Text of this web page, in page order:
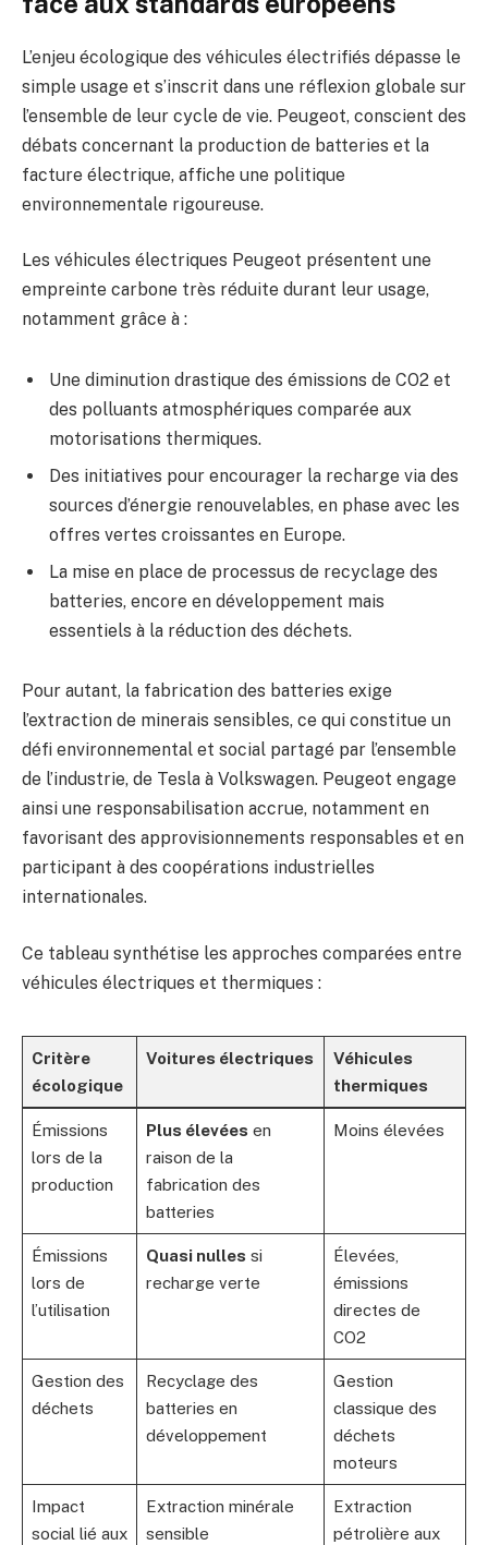
L’enjeu écologique des véhicules électrifiés dépasse le
simple usage et s’inscrit dans une réflexion globale sur
l’ensemble de leur cycle de vie. Peugeot, conscient des
débats concernant la production de batteries et la
facture électrique, affiche une politique
environnementale rigoureuse.
Les véhicules électriques Peugeot présentent une
empreinte carbone très réduite durant leur usage,
notamment grâce à :
Une diminution drastique des émissions de CO2 et
des polluants atmosphériques comparée aux
motorisations thermiques.
Des initiatives pour encourager la recharge via des
sources d’énergie renouvelables, en phase avec les
offres vertes croissantes en Europe.
La mise en place de processus de recyclage des
batteries, encore en développement mais
essentiels à la réduction des déchets.
Pour autant, la fabrication des batteries exige
l’extraction de minerais sensibles, ce qui constitue un
défi environnemental et social partagé par l’ensemble
de l’industrie, de Tesla à Volkswagen. Peugeot engage
ainsi une responsabilisation accrue, notamment en
favorisant des approvisionnements responsables et en
participant à des coopérations industrielles
internationales.
Ce tableau synthétise les approches comparées entre
véhicules électriques et thermiques :
Critère
écologique
Voitures électriques
Véhicules
thermiques
Émissions
lors de la
production
Plus élevées en
raison de la
fabrication des
batteries
Moins élevées
Émissions
lors de
l’utilisation
Quasi nulles si
recharge verte
Élevées,
émissions
directes de
CO2
Gestion des
déchets
Recyclage des
batteries en
développement
Gestion
classique des
déchets
moteurs
Impact
social lié aux
Extraction minérale
sensible
Extraction
pétrolière aux